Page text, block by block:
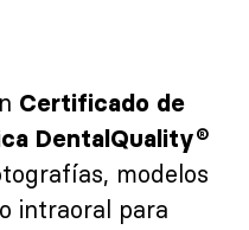
Certificado de
DentalQuality®
modelos
intraoral para